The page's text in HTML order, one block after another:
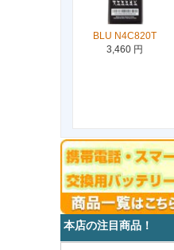
BLU N4C820T
3,460 円
本店の注目商品！